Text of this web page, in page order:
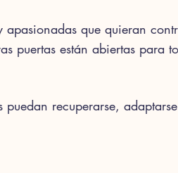
apasionadas que quieran
puertas estánabiertas para
puedan recuperarse,